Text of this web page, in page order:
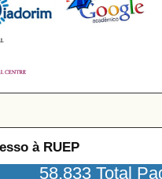
à RUEP
58,833 Total